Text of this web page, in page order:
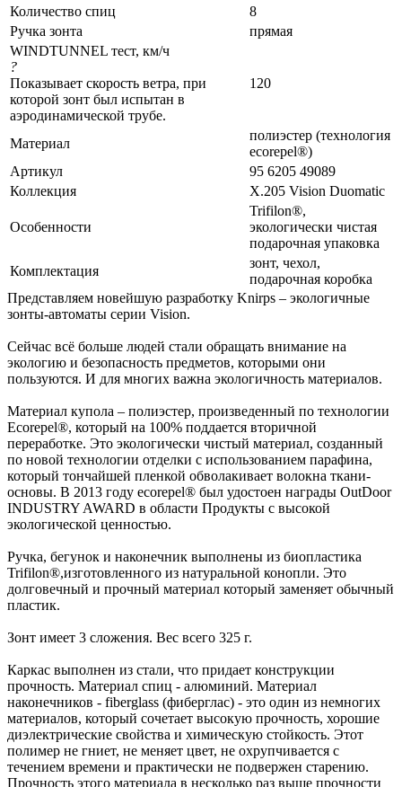
Количество спиц
8
Ручка зонта
прямая
WINDTUNNEL тест, км/ч
?
Показывает скорость ветра, при
которой зонт был испытан в
аэродинамической трубе.
120
Материал
полиэстер (технология
ecorepel®)
Артикул
95 6205 49089
Коллекция
X.205 Vision Duomatic
Особенности
Trifilon®,
экологически чистая
подарочная упаковка
Комплектация
зонт, чехол,
подарочная коробка
Представляем новейшую разработку Knirps – экологичные
зонты-автоматы серии Vision.
Сейчас всё больше людей стали обращать внимание на
экологию и безопасность предметов, которыми они
пользуются. И для многих важна экологичность материалов.
Материал купола – полиэстер, произведенный по технологии
Ecorepel®, который на 100% поддается вторичной
переработке. Это экологически чистый материал, созданный
по новой технологии отделки с использованием парафина,
который тончайшей пленкой обволакивает волокна ткани-
основы. В 2013 году ecorepel® был удостоен награды OutDoor
INDUSTRY AWARD в области Продукты с высокой
экологической ценностью.
Ручка, бегунок и наконечник выполнены из биопластика
Trifilon®,изготовленного из натуральной конопли. Это
долговечный и прочный материал который заменяет обычный
пластик.
Зонт имеет 3 сложения. Вес всего 325 г.
Каркас выполнен из стали, что придает конструкции
прочность. Материал спиц - алюминий. Материал
наконечников - fiberglass (фиберглас) - это один из немногих
материалов, который сочетает высокую прочность, хорошие
диэлектрические свойства и химическую стойкость. Этот
полимер не гниет, не меняет цвет, не охрупчивается с
течением времени и практически не подвержен старению.
Прочность этого материала в несколько раз выше прочности